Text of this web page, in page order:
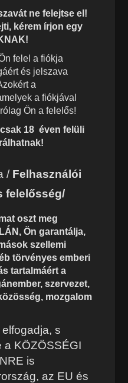
ne felejtse el!
kérem írjon egy
felel a fiókja
és jelszava
a
a fiókjával
Ön a felelős!
18 éven felüli
/ Felhasználói
felelősség/
oszt meg
Ön garantálja,
szellemi
törvényes emberi
tartalmáért a
szervezet,
mozgalom
s
a KÖZÖSSÉGI
is
az EU és